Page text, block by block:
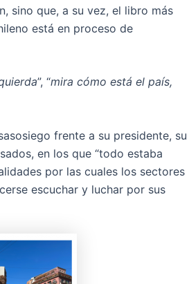
sino que, a su vez, el libro más
está en proceso de
”, “mira cómo está el país,
frente a su presidente, su
en los que “todo estaba
por las cuales los sectores
escuchar y luchar por sus